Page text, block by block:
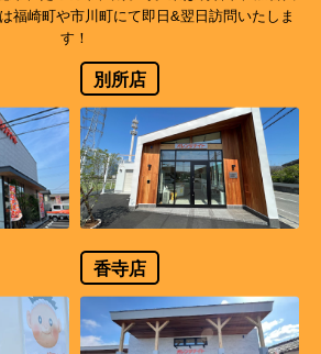
福崎町や市川町にて即日&翌日訪問いたしま
す！
別所店
香寺店